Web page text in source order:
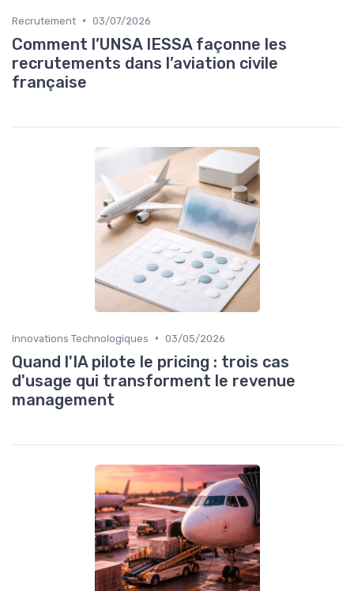
Recrutement • 03/07/2026
Comment l’UNSA IESSA façonne les
recrutements dans l’aviation civile
française
Innovations Technologiques • 03/05/2026
Quand l'IA pilote le pricing : trois cas
d'usage qui transforment le revenue
management